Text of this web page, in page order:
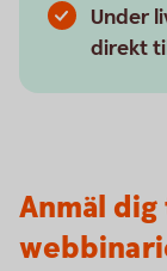
Under
direkt
Anmäl